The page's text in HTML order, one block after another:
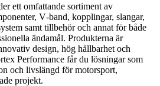
ett omfattande sortiment av
V‑band, kopplingar, slangar,
samt tillbehör och annat för både
ändamål. Produkterna är
design, hög hållbarhet och
Performance får du lösningar som
och livslängd för motorsport,
projekt.